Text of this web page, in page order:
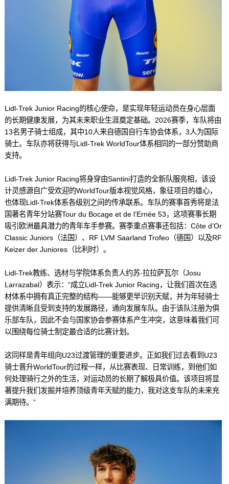
Lidl-Trek Junior Racing的核心使命，是实现年轻运动员在身心层面
的长期健康发展，为其未来职业生涯奠定基础。2026赛季，车队将由
13名男子骑士组成，其中10人来自德国自行车协会体系，3人为国际
骑士。车队亦将获得与Lidl-Trek WorldTour体系相同的一部分赞助商
支持。
Lidl-Trek Junior Racing将身穿由Santini打造的全新队服亮相，该设
计灵感源自广受欢迎的WorldTour版本视觉风格，象征项目的雄心，
也体现Lidl-Trek体系各级别之间的传承联系。车队的赛事首秀将是法
国著名青年分站赛Tour du Bocage et de l’Ernée 53，这项赛事长期
吸引欧洲最具潜力的青年车手参赛。赛季重点赛事还包括：Côte d’Or
Classic Juniors（法国）、RF LVM Saarland Trofeo（德国）以及RF
Keizer der Juniores（比利时）。
Lidl-Trek教练、选材与学院体系负责人约苏·拉拉萨瓦尔（Josu
Larrazabal）表示：“成立Lidl-Trek Junior Racing，让我们首次在选
材体系中拥有真正完整的结构——能够更早识别天赋，并为年轻骑士
提供清晰且受到支持的发展路径，通向发展车队。由于该队注册为俱
乐部车队，因此不会与国家协会参赛体系产生冲突，这意味着我们可
以围绕每位骑士制定最合适的比赛计划。
这同样是青年组向U23过渡管理的重要进步。正如我们过去看到U23
骑士晋升WorldTour的过程一样，从比赛表现、日常训练，到他们如
何处理骑行之外的生活，对运动员的长期了解极具价值。该项目将显
著提升我们发掘并培养顶级青年天赋的能力，我对这支车队的未来充
满期待。”